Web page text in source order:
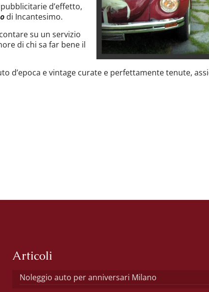
d’effetto,
di Incantesimo.
su un servizio
di chi sa far bene il
d’epoca e vintage curate e perfettamente tenute,
Articoli
Noleggio auto per anniversari Milano